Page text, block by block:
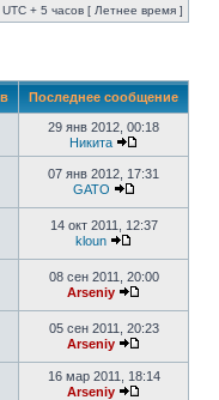
+ 5 часов [ Летнее время ]
Последнее сообщение
29 янв 2012, 00:18
Никита
07 янв 2012, 17:31
GATO
14 окт 2011, 12:37
kloun
08 сен 2011, 20:00
Arseniy
05 сен 2011, 20:23
Arseniy
16 мар 2011, 18:14
Arseniy